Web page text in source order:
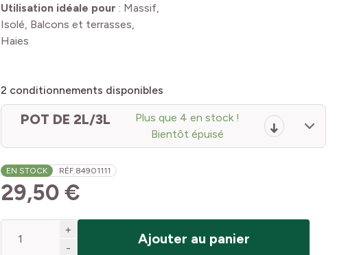
Utilisation idéale pour : Massif,
Isolé, Balcons et terrasses,
Haies
2 conditionnements disponibles
POT DE 2L/3L
Plus que 4 en stock !
Bientôt épuisé
EN STOCK RÉF.84901111
29,50 €
+
-
Ajouter au panier